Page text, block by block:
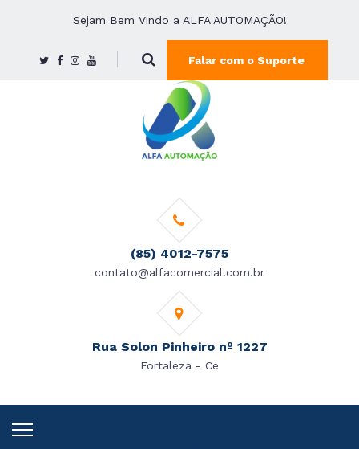
Sejam Bem Vindo a ALFA AUTOMAÇÃO!
Falar com o Suporte
(85) 4012-7575
contato@alfacomercial.com.br
Rua Solon Pinheiro nº 1227
Fortaleza - Ce